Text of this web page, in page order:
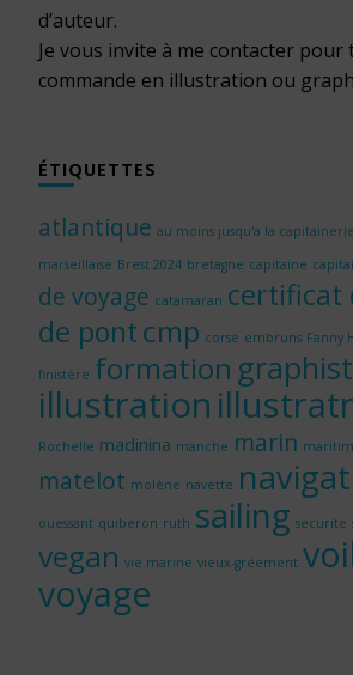
d’auteur.
Je vous invite à me contacter pour
commande en illustration ou
ÉTIQUETTES
atlantique au moins jusqu'a la capitainerie
marseillaise Brest 2024 bretagne capitaine
de voyage catamaran certificat
de pontcmp corse embruns Fanny
finistère formation
illustration
Rochelle madinina manche marin
matelot molène navette
ouessant quiberon ruth sailing securite
vegan vie marine vieux-gréement
voyage